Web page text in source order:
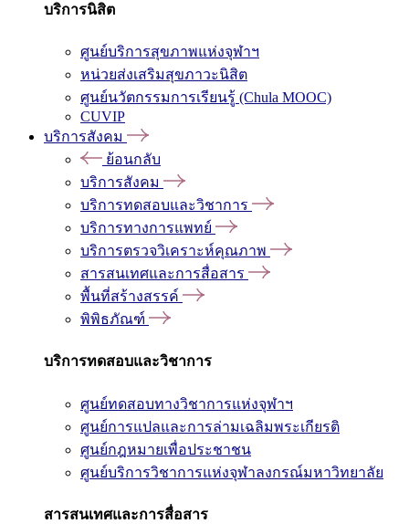
บริการนิสิต
ศูนย์บริการสุขภาพแห่งจุฬาฯ
หน่วยส่งเสริมสุขภาวะนิสิต
ศูนย์นวัตกรรมการเรียนรู้ (Chula MOOC)
CUVIP
บริการสังคม
ย้อนกลับ
บริการสังคม
บริการทดสอบและวิชาการ
บริการทางการแพทย์
บริการตรวจวิเคราะห์คุณภาพ
สารสนเทศและการสื่อสาร
พื้นที่สร้างสรรค์
พิพิธภัณฑ์
บริการทดสอบและวิชาการ
ศูนย์ทดสอบทางวิชาการแห่งจุฬาฯ
ศูนย์การแปลและการล่ามเฉลิมพระเกียรติ
ศูนย์กฎหมายเพื่อประชาชน
ศูนย์บริการวิชาการแห่งจุฬาลงกรณ์มหาวิทยาลัย
สารสนเทศและการสื่อสาร